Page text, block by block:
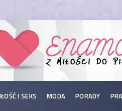
I SEKS MODA PORADY